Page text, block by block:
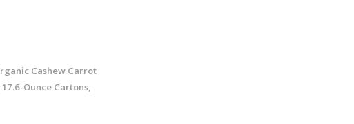
Cashew Carrot
Ounce Cartons,